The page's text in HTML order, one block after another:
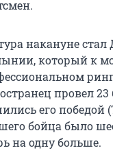
накануне
который к
провел 23
его победой
бойца было
на одну больше.